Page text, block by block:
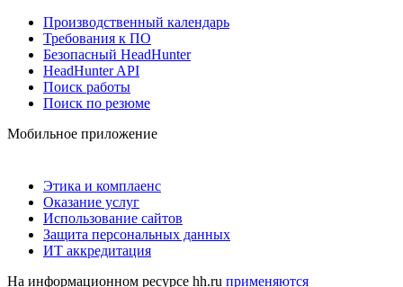
Производственный календарь
Требования к ПО
Безопасный HeadHunter
HeadHunter API
Поиск работы
Поиск по резюме
Мобильное приложение
Этика и комплаенс
Оказание услуг
Использование сайтов
Защита персональных данных
ИТ аккредитация
На информационном ресурсе hh.ru применяются